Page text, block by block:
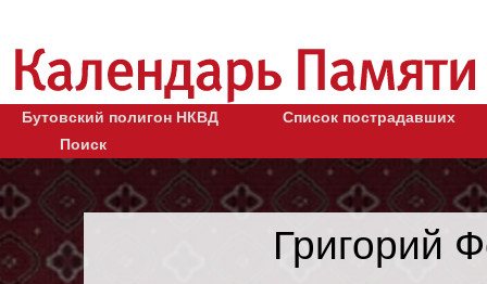
Бутовский полигон НКВД
Список пострадавших
Поиск
Григорий